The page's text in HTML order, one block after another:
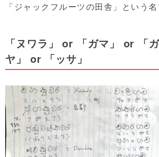
「ジャックフルーツの田舎」という名
「ヌワラ」 or 「ガマ」 or 「
ヤ」 or 「ッサ」